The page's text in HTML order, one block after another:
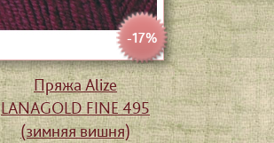
-17%
Пряжа Alize
LANAGOLD FINE 495
(зимняя вишня)